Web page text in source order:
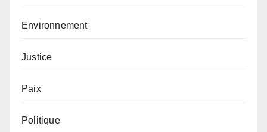
Environnement
Justice
Paix
Politique